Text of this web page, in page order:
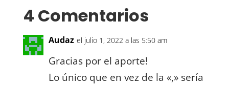
4 Comentarios
Audaz el julio 1, 2022 a las 5:50 am
Gracias por el aporte!
Lo único que en vez de la «,» sería